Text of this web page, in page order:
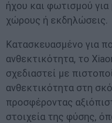
ήχου και φωτισμού
χώρους ή εκδηλώσεις.
Κατασκευασμένο για
ανθεκτικότητα, το
σχεδιαστεί με
ανθεκτικότητα στη
προσφέροντας
στοιχεία της φύσης,